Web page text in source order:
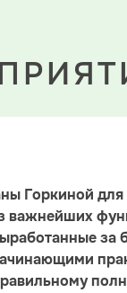
Горкиной
важнейших
за